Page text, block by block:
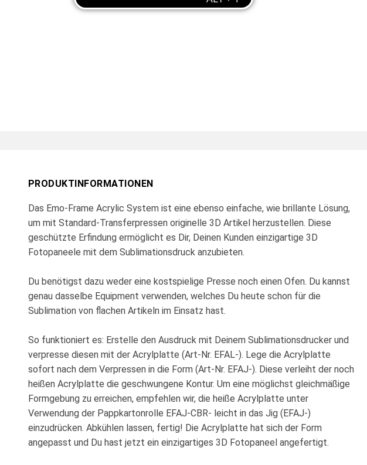
PRODUKTINFORMATIONEN
Das Emo-Frame Acrylic System ist eine ebenso einfache, wie brillante Lösung,
um mit Standard-Transferpressen originelle 3D Artikel herzustellen. Diese
geschützte Erfindung ermöglicht es Dir, Deinen Kunden einzigartige 3D
Fotopaneele mit dem Sublimationsdruck anzubieten.
Du benötigst dazu weder eine kostspielige Presse noch einen Ofen. Du kannst
genau dasselbe Equipment verwenden, welches Du heute schon für die
Sublimation von flachen Artikeln im Einsatz hast.
So funktioniert es: Erstelle den Ausdruck mit Deinem Sublimationsdrucker und
verpresse diesen mit der Acrylplatte (Art-Nr. EFAL-). Lege die Acrylplatte
sofort nach dem Verpressen in die Form (Art-Nr. EFAJ-). Diese verleiht der noch
heißen Acrylplatte die geschwungene Kontur. Um eine möglichst gleichmäßige
Formgebung zu erreichen, empfehlen wir, die heiße Acrylplatte unter
Verwendung der Pappkartonrolle EFAJ-CBR- leicht in das Jig (EFAJ-)
einzudrücken. Abkühlen lassen, fertig! Die Acrylplatte hat sich der Form
angepasst und Du hast jetzt ein einzigartiges 3D Fotopaneel angefertigt.